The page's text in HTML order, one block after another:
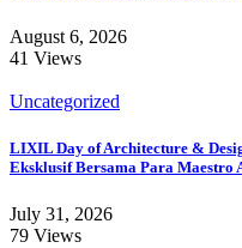
August 6, 2026
41 Views
Uncategorized
LIXIL Day of Architecture &
Eksklusif Bersama Para Maestro
July 31, 2026
79 Views